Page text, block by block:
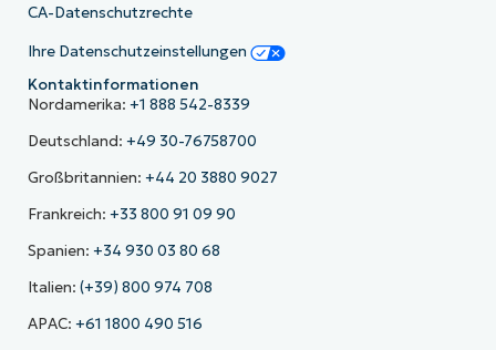
CA-Datenschutzrechte
Ihre Datenschutzeinstellungen
Kontaktinformationen
Nordamerika: +1 888 542-8339
Deutschland: +49 30-76758700
Großbritannien: +44 20 3880 9027
Frankreich: +33 800 91 09 90
Spanien: +34 930 03 80 68
Italien: (+39) 800 974 708
APAC: +61 1800 490 516